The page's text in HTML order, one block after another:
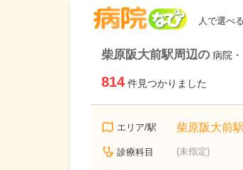
人で選べ
柴原阪大前駅周辺の 病院
814 件見つかりました
エリア/駅 柴原阪大前
診療科目 (未指定)